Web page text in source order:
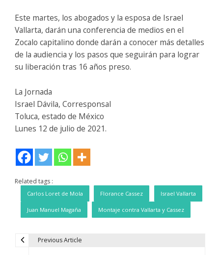
Este martes, los abogados y la esposa de Israel
Vallarta, darán una conferencia de medios en el
Zocalo capitalino donde darán a conocer más detalles
de la audiencia y los pasos que seguirán para lograr
su liberación tras 16 años preso.
La Jornada
Israel Dávila, Corresponsal
Toluca, estado de México
Lunes 12 de julio de 2021.
Related tags :
Carlos Loret de Mola Florance Cassez Israel Vallarta
Juan Manuel Magaña Montaje contra Vallarta y Cassez
Previous Article